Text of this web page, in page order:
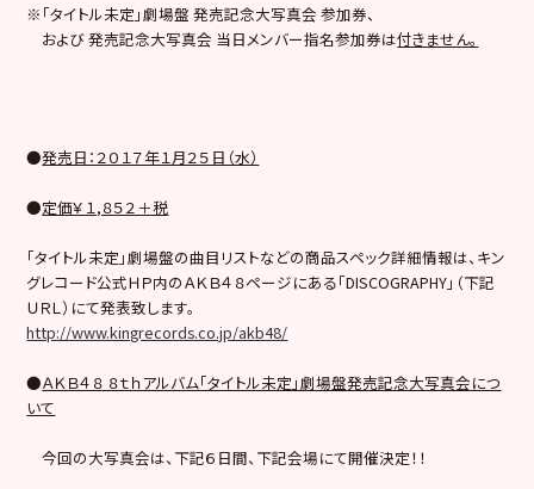
※「タイトル未定」劇場盤 発売記念大写真会 参加券、
および 発売記念大写真会 当日メンバー指名参加券は付きません。
●発売日：２０１７年１月２５日（水）
●定価￥１,８５２＋税
「タイトル未定」劇場盤の曲目リストなどの商品スペック詳細情報は、キン
グレコード公式ＨＰ内のＡＫＢ４８ページにある「DISCOGRAPHY」（下記
ＵＲＬ）にて発表致します。
http://www.kingrecords.co.jp/akb48/
●ＡＫＢ４８ ８ｔｈアルバム「タイトル未定」劇場盤発売記念大写真会につ
いて
今回の大写真会は、下記６日間、下記会場にて開催決定！！